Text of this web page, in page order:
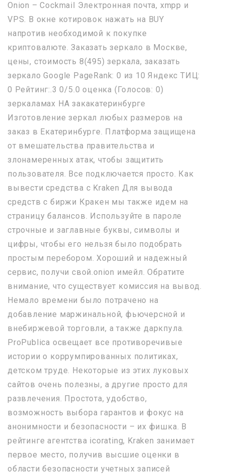
Onion – Cockmail Электронная почта, xmpp и
VPS. В окне котировок нажать на BUY
напротив необходимой к покупке
криптовалюте. Заказать зеркало в Москве,
цены, стоимость 8(495) зеркала, заказать
зеркало Google PageRank: 0 из 10 Яндекс ТИЦ:
0 Рейтинг:.3 0/5.0 оценка (Голосов: 0)
зеркаламах НА закакатеринбурге
Изготовление зеркал любых размеров на
заказ в Екатеринбурге. Платформа защищена
от вмешательства правительства и
злонамеренных атак, чтобы защитить
пользователя. Все подключается просто. Как
вывести средства с Kraken Для вывода
средств с биржи Кракен мы также идем на
страницу балансов. Используйте в пароле
строчные и заглавные буквы, символы и
цифры, чтобы его нельзя было подобрать
простым перебором. Хороший и надежный
сервис, получи свой.onion имейл. Обратите
внимание, что существует комиссия на вывод.
Немало времени было потрачено на
добавление маржинальной, фьючерсной и
внебиржевой торговли, а также даркпула.
ProPublica освещает все противоречивые
истории о коррумпированных политиках,
детском труде. Некоторые из этих луковых
сайтов очень полезны, а другие просто для
развлечения. Простота, удобство,
возможность выбора гарантов и фокус на
анонимности и безопасности – их фишка. В
рейтинге агентства icorating, Kraken занимает
первое место, получив высшие оценки в
области безопасности учетных записей